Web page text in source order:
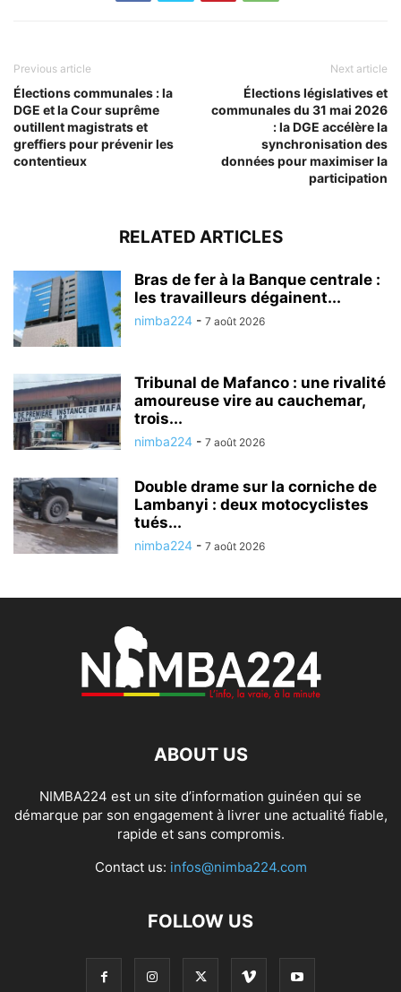
Previous article
Élections communales : la
DGE et la Cour suprême
outillent magistrats et
greffiers pour prévenir les
contentieux
Next article
Élections législatives et
communales du 31 mai 2026
: la DGE accélère la
synchronisation des
données pour maximiser la
participation
RELATED ARTICLES
Bras de fer à la Banque centrale :
les travailleurs dégainent...
nimba224 - 7 août 2026
Tribunal de Mafanco : une rivalité
amoureuse vire au cauchemar,
trois...
nimba224 - 7 août 2026
Double drame sur la corniche de
Lambanyi : deux motocyclistes
tués...
nimba224 - 7 août 2026
ABOUT US
NIMBA224 est un site d’information guinéen qui se
démarque par son engagement à livrer une actualité fiable,
rapide et sans compromis.
Contact us: infos@nimba224.com
FOLLOW US